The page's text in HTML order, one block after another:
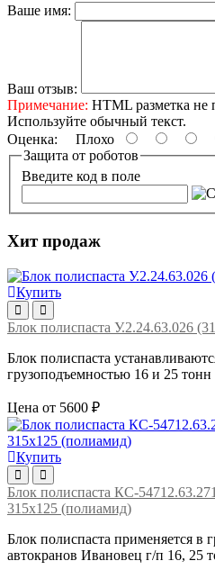
Ваше имя:
Ваш отзыв:
Примечание: HTML разметка не
Используйте обычный текст.
Оценка: Плохо
Защита от роботов
Введите код в поле
Хит продаж
Купить
Блок полиспаста У.2.24.63.026
Блок полиспаста
грузоподъемностью 16 и 25
Цена от 5600 ₽
Купить
Блок полиспаста КС-
315х125 (полиамид)
Блок полиспаста применяется в
автокранов Ивановец г/п 16, 25